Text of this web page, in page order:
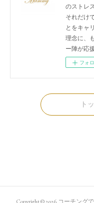
のストレ
それだけ
とをキャ
理念に、
ー陣が応
フォ
ト